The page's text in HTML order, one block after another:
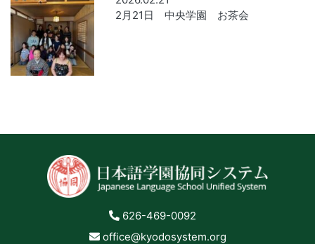
2月21日 中央学園 お茶会
626-469-0092
office@kyodosystem.org